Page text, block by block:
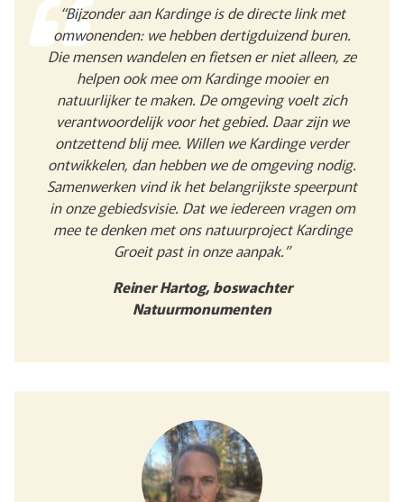
“Bijzonder aan Kardinge is de directe link met
omwonenden: we hebben dertigduizend buren.
Die mensen wandelen en fietsen er niet alleen, ze
helpen ook mee om Kardinge mooier en
natuurlijker te maken. De omgeving voelt zich
verantwoordelijk voor het gebied. Daar zijn we
ontzettend blij mee. Willen we Kardinge verder
ontwikkelen, dan hebben we de omgeving nodig.
Samenwerken vind ik het belangrijkste speerpunt
in onze gebiedsvisie. Dat we iedereen vragen om
mee te denken met ons natuurproject Kardinge
Groeit past in onze aanpak.”
Reiner Hartog, boswachter
Natuurmonumenten